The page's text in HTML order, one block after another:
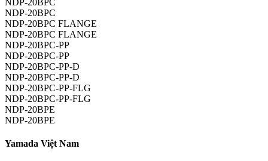
NDP-20BPC
NDP-20BPC
NDP-20BPC FLANGE
NDP-20BPC FLANGE
NDP-20BPC-PP
NDP-20BPC-PP
NDP-20BPC-PP-D
NDP-20BPC-PP-D
NDP-20BPC-PP-FLG
NDP-20BPC-PP-FLG
NDP-20BPE
NDP-20BPE
Yamada Việt Nam